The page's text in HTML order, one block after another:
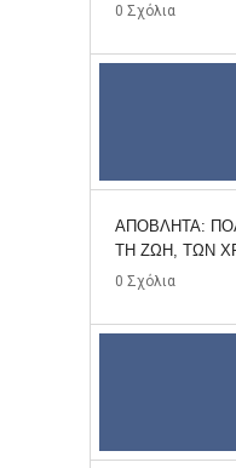
0 Σχόλια
ΑΠΌΒΛΗΤΑ:
ΤΗ ΖΩΉ, ΤΩΝ
0 Σχόλια